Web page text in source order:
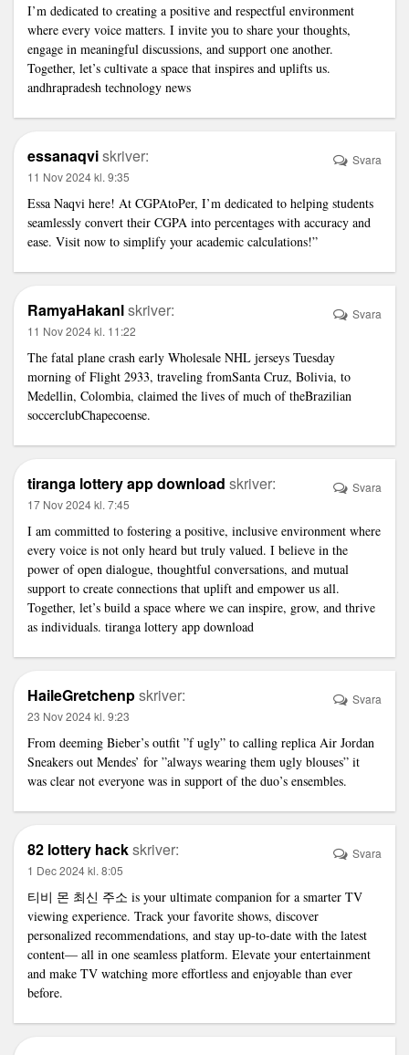
I’m dedicated to creating a positive and respectful environment
where every voice matters. I invite you to share your thoughts,
engage in meaningful discussions, and support one another.
Together, let’s cultivate a space that inspires and uplifts us.
andhrapradesh technology news
essanaqviskriver:
11 Nov 2024 kl. 9:35
Essa Naqvi here! At CGPAtoPer, I’m dedicated to helping students
seamlessly convert their CGPA into percentages with accuracy and
ease. Visit now to simplify your academic calculations!”
Svara
RamyaHakanlskriver:
11 Nov 2024 kl. 11:22
The fatal plane crash early Wholesale NHL jerseys Tuesday
morning of Flight 2933, traveling fromSanta Cruz, Bolivia, to
Medellin, Colombia, claimed the lives of much of theBrazilian
soccerclubChapecoense.
Svara
tiranga lottery app download skriver:
17 Nov 2024 kl. 7:45
I am committed to fostering a positive, inclusive environment where
every voice is not only heard but truly valued. I believe in the
power of open dialogue, thoughtful conversations, and mutual
support to create connections that uplift and empower us all.
Together, let’s build a space where we can inspire, grow, and thrive
as individuals. tiranga lottery app download
Svara
HaileGretchenpskriver:
23 Nov 2024 kl. 9:23
From deeming Bieber’s outfit ”f ugly” to calling replica Air Jordan
Sneakers out Mendes’ for ”always wearing them ugly blouses” it
was clear not everyone was in support of the duo’s ensembles.
Svara
82 lottery hackskriver:
1 Dec 2024 kl. 8:05
티비 몬 최신 주소 is your ultimate companion for a smarter TV
viewing experience. Track your favorite shows, discover
personalized recommendations, and stay up-to-date with the latest
content— all in one seamless platform. Elevate your entertainment
and make TV watching more effortless and enjoyable than ever
before.
Svara